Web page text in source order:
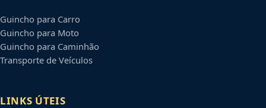
Guincho para Carro
Guincho para Moto
Guincho para Caminhão
Transporte de Veículos
LINKS ÚTEIS